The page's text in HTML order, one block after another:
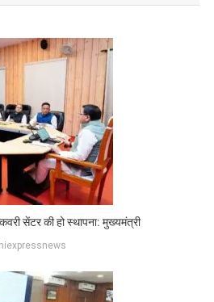
सेंटर की हो स्थापना: मुख्यमंत्री